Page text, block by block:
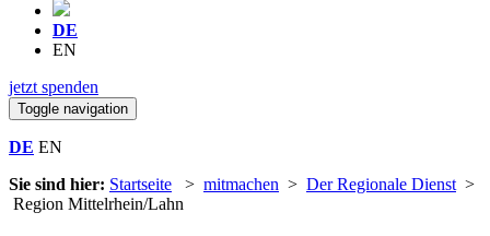
DE
EN
jetzt spenden
Toggle navigation
DE EN
Sie sind hier: Startseite > mitmachen > Der Regionale Dienst >
Region Mittelrhein/Lahn